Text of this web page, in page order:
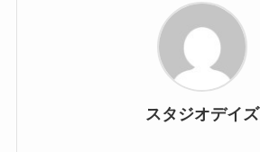
スタジオデイズ